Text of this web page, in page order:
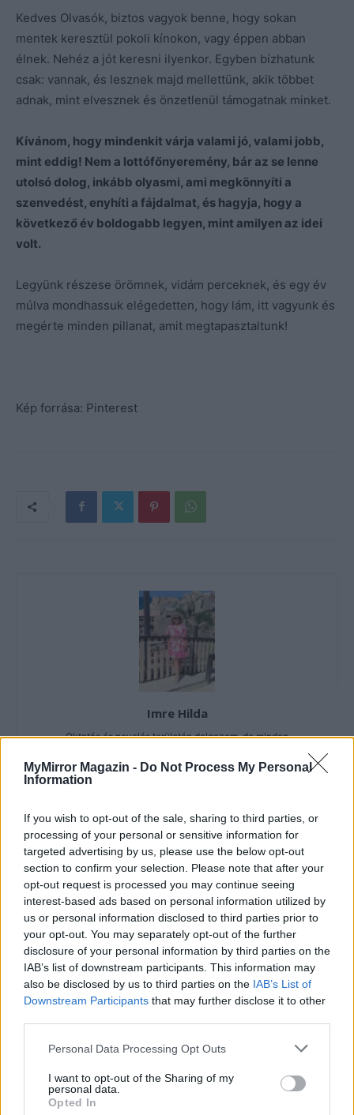
MyMirror Magazin - Do Not Process My Personal
Information
If you wish to opt-out of the sale, sharing to third parties, or
processing of your personal or sensitive information for
targeted advertising by us, please use the below opt-out
section to confirm your selection. Please note that after your
opt-out request is processed you may continue seeing
interest-based ads based on personal information utilized by
us or personal information disclosed to third parties prior to
your opt-out. You may separately opt-out of the further
disclosure of your personal information by third parties on the
IAB’s list of downstream participants. This information may
also be disclosed by us to third parties on the IAB’s List of
Downstream Participants that may further disclose it to other
Personal Data Processing Opt Outs
I want to opt-out of the Sharing of my
personal data.
Opted In
Kedves Olvasók, biztos vagyok benne, hogy sokan
mentek keresztül pokoli kínokon, vagy éppen abban
élnek. Nehéz a jót keresni ilyenkor. Egyben bízhatunk
csak: vannak, és lesznek majd mellettünk, akik többet
adnak, mint elvesznek és önzetlenül támogatnak minket.
Kívánom, hogy mindenkit várja valami jó, valami jobb,
mint eddig! Nem a lottófőnyeremény, bár az se lenne
utolsó dolog, inkább olyasmi, ami megkönnyíti a
szenvedést, enyhíti a fájdalmat, és hagyja, hogy a
következő év boldogabb legyen, mint amilyen az idei
volt.
Legyünk részese örömnek, vidám perceknek, és egy év
múlva mondhassuk elégedetten, hogy lám, itt vagyunk és
megérte minden pillanat, amit megtapasztaltunk!
Kép forrása: Pinterest
Imre Hilda
Oktatás és nevelés területén dolgozom, de minden
szabadidőmben írok. Szeretek belesni a hétköznapok függönye
mögé és közben keresem az embert, a nőt a jól legyártott álarcok
mögött. Néha meséket is írok, de gyakrabban novellákat,
KAPCSOLÓDÓ CIKKEK TÖBB A SZERZŐTŐL
Minka 14. rész
Minka 13. rész
Clayton-ügy